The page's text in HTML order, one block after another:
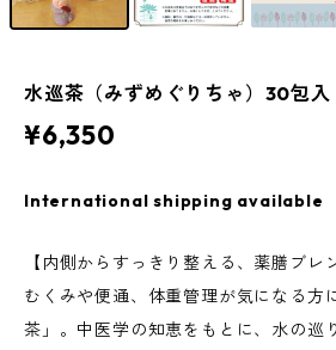
水巡茶（みずめぐりちゃ）30包入
¥6,350
International shipping available
【内側からすっきり整える、薬膳ブレ
むくみや便通、体重管理が気になる方
茶」。中医学の知恵をもとに、水の巡